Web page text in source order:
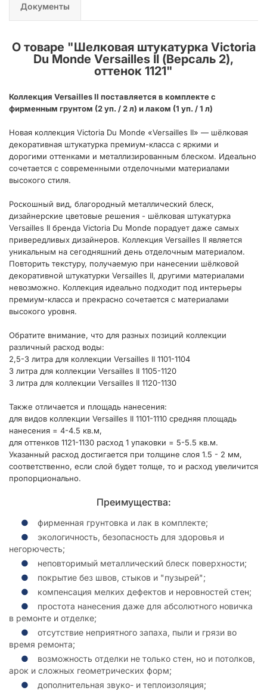
Документы
О товаре "Шелковая штукатурка Victoria
Du Monde Versailles II (Версаль 2),
оттенок 1121"
Коллекция Versailles II поставляется в комплекте с
фирменным грунтом (2 уп. / 2 л) и лаком (1 уп. / 1 л)
Новая коллекция Victoria Du Monde «Versailles II» — шёлковая
декоративная штукатурка премиум-класса с яркими и
дорогими оттенками и металлизированным блеском. Идеально
сочетается с современными отделочными материалами
высокого стиля.
Роскошный вид, благородный металлический блеск,
дизайнерские цветовые решения - шёлковая штукатурка
Versailles II бренда Victoria Du Monde порадует даже самых
привередливых дизайнеров. Коллекция Versailles II является
уникальным на сегодняшний день отделочным материалом.
Повторить текстуру, получаемую при нанесении шёлковой
декоративной штукатурки Versailles II, другими материалами
невозможно. Коллекция идеально подходит под интерьеры
премиум-класса и прекрасно сочетается с материалами
высокого уровня.
Обратите внимание, что для разных позиций коллекции
различный расход воды:
2,5-3 литра для коллекции Versailles II 1101-1104
3 литра для коллекции Versailles II 1105-1120
3 литра для коллекции Versailles II 1120-1130
Также отличается и площадь нанесения:
для видов коллекции Versailles II 1101-1110 средняя площадь
нанесения = 4-4.5 кв.м,
для оттенков 1121-1130 расход 1 упаковки = 5-5.5 кв.м.
Указанный расход достигается при толщине слоя 1.5 - 2 мм,
соответственно, если слой будет толще, то и расход увеличится
пропорционально.
Преимущества:
фирменная грунтовка и лак в комплекте;
экологичность, безопасность для здоровья и
негорючесть;
неповторимый металлический блеск поверхности;
покрытие без швов, стыков и "пузырей";
компенсация мелких дефектов и неровностей стен;
простота нанесения даже для абсолютного новичка
в ремонте и отделке;
отсутствие неприятного запаха, пыли и грязи во
время ремонта;
возможность отделки не только стен, но и потолков,
арок и сложных геометрических форм;
дополнительная звуко- и теплоизоляция;